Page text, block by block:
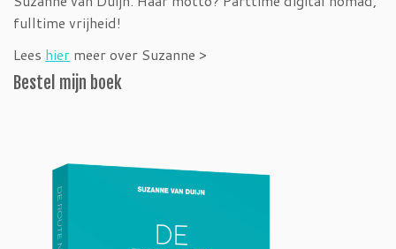
fulltime vrijheid!
Lees hier meer over Suzanne >
Bestel mijn boek